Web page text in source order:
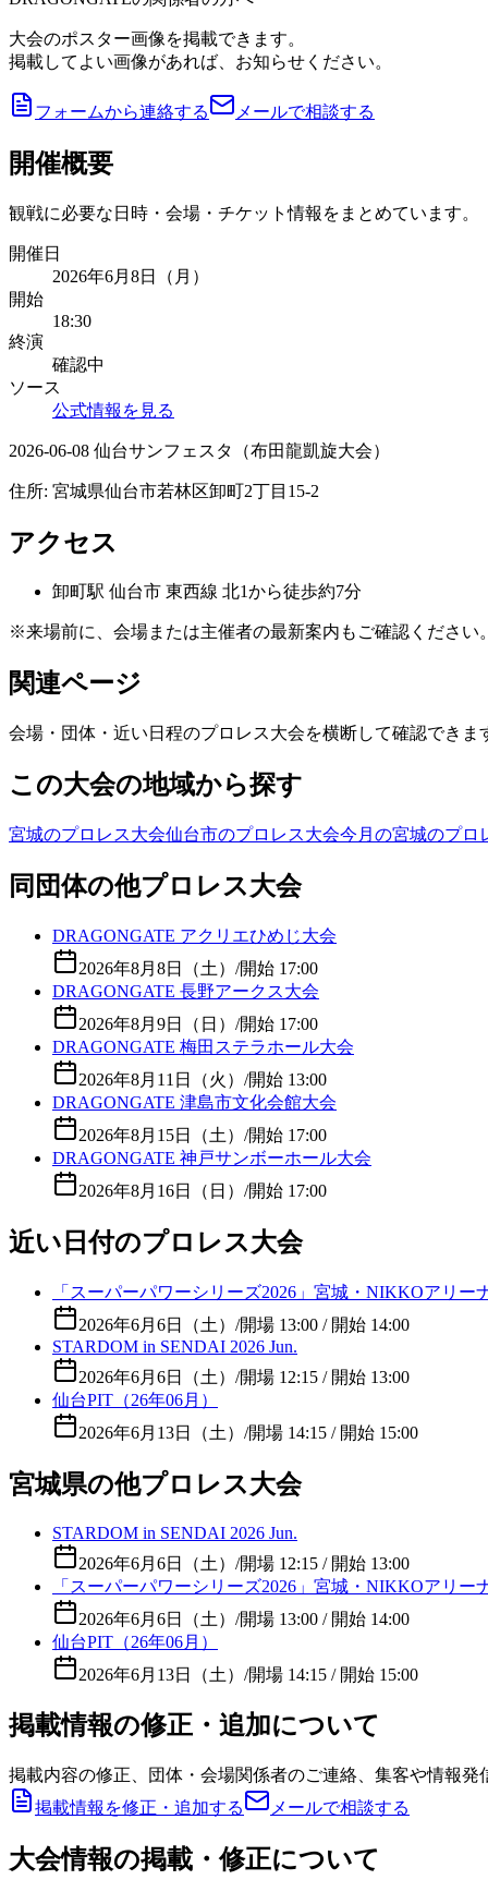
大会のポスター画像を掲載できます。
掲載してよい画像があれば、お知らせください。
フォームから連絡する メールで相談する
開催概要
観戦に必要な日時・会場・チケット情報をまとめています。
開催日
2026年6月8日（月）
開始
18:30
終演
確認中
ソース
公式情報を見る
2026-06-08 仙台サンフェスタ（布田龍凱旋大会）
住所: 宮城県仙台市若林区卸町2丁目15-2
アクセス
卸町駅 仙台市 東西線 北1から徒歩約7分
※来場前に、会場または主催者の最新案内もご確認ください。
関連ページ
会場・団体・近い日程のプロレス大会を横断して確認できま
この大会の地域から探す
宮城のプロレス大会仙台市のプロレス大会今月の宮城のプロ
同団体の他プロレス大会
DRAGONGATE アクリエひめじ大会
2026年8月8日（土） /開始 17:00
DRAGONGATE 長野アークス大会
2026年8月9日（日） /開始 17:00
DRAGONGATE 梅田ステラホール大会
2026年8月11日（火） /開始 13:00
DRAGONGATE 津島市文化会館大会
2026年8月15日（土） /開始 17:00
DRAGONGATE 神戸サンボーホール大会
2026年8月16日（日） /開始 17:00
近い日付のプロレス大会
「スーパーパワーシリーズ2026」宮城・NIKKOアリ
2026年6月6日（土） /開場 13:00 / 開始 14:00
STARDOM in SENDAI 2026 Jun.
2026年6月6日（土） /開場 12:15 / 開始 13:00
仙台PIT（26年06月）
2026年6月13日（土） /開場 14:15 / 開始 15:00
宮城県の他プロレス大会
STARDOM in SENDAI 2026 Jun.
2026年6月6日（土） /開場 12:15 / 開始 13:00
「スーパーパワーシリーズ2026」宮城・NIKKOアリ
2026年6月6日（土） /開場 13:00 / 開始 14:00
仙台PIT（26年06月）
2026年6月13日（土） /開場 14:15 / 開始 15:00
掲載情報の修正・追加について
掲載内容の修正、団体・会場関係者のご連絡、集客や情報
掲載情報を修正・追加する
メールで相談する
大会情報の掲載・修正について